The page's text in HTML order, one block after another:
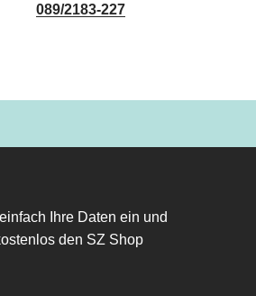
089/2183-227
Ihre Daten ein und
den SZ Shop